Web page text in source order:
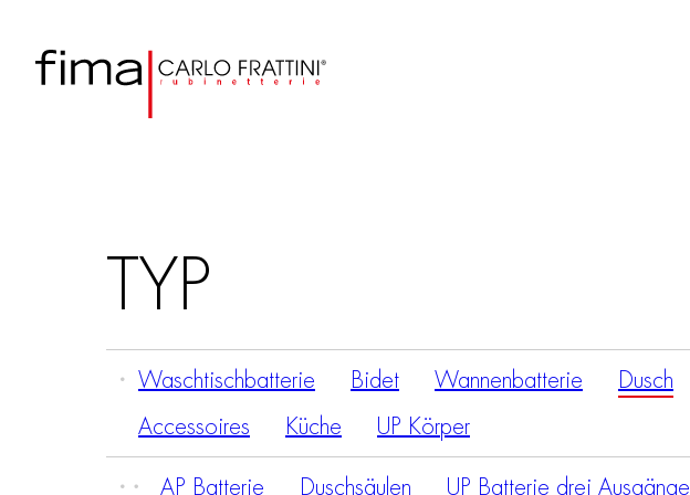
TYP
Waschtischbatterie Bidet Wannenbatterie Dusch
Accessoires Küche UP Körper
AP Batterie Duschsäulen UP Batterie drei Ausgänge